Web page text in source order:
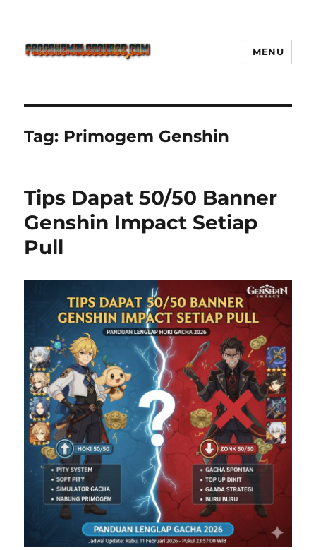
Defense Main Game Ini Pasti
Ketagihan!
MENU
Tag: Primogem Genshin
Tips Dapat 50/50 Banner
Genshin Impact Setiap
Pull